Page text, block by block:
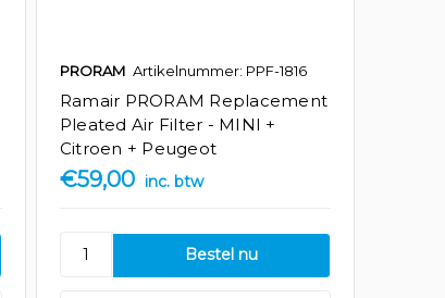
PRORAM Artikelnummer: PPF-1816
Ramair PRORAM Replacement
Pleated Air Filter - MINI +
Citroen + Peugeot
€59,00 inc. btw